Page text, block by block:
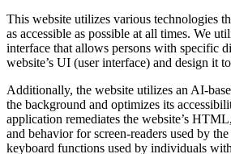
This website utilizes various technologies
as accessible as possible at all times. We
interface that allows persons with specific
website’s UI (user interface) and design it
Additionally, the website utilizes an AI-
the background and optimizes its
application remediates the website’s
and behavior for screen-readers used by
keyboard functions used by individuals